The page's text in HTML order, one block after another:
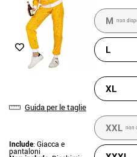
Guida per le taglie
Include: Giacca e
pantaloni
M non
L
XL
XXL non